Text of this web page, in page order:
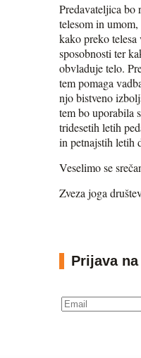
Predavateljica bo
telesom in
kako preko
sposobnosti ter
obvladuje telo.
tem pomaga
njo bistveno
tem bo uporabila
tridesetih letih
in petnajstih letih
Veselimo se
Zveza joga
Prijava